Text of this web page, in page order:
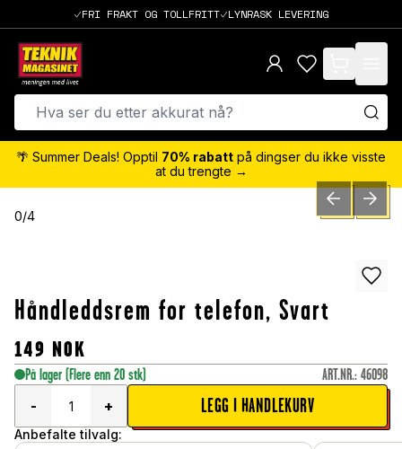
FRI FRAKT OG TOLLFRITT LYNRASK LEVERING
items in cart,
🌴 Summer Deals! Opptil 70% rabatt på dingser du ikke visste
at du trengte →
0/4 PREVIOUSNEXT
Håndleddsrem for telefon, Svart
149 NOK
På lager (Flere enn 20 stk) ART.NR.: 46098
-
+ LEGG I HANDLEKURV
Anbefalte tilvalg: